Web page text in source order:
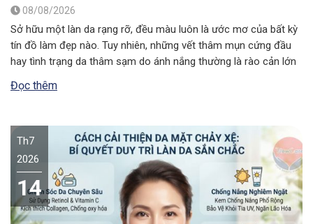
08/08/2026
Sở hữu một làn da rạng rỡ, đều màu luôn là ước mơ của bất kỳ
tín đồ làm đẹp nào. Tuy nhiên, những vết thâm mụn cứng đầu
hay tình trạng da thâm sạm do ánh nắng thường là rào cản lớn
Đọc thêm
Th7
2026
14